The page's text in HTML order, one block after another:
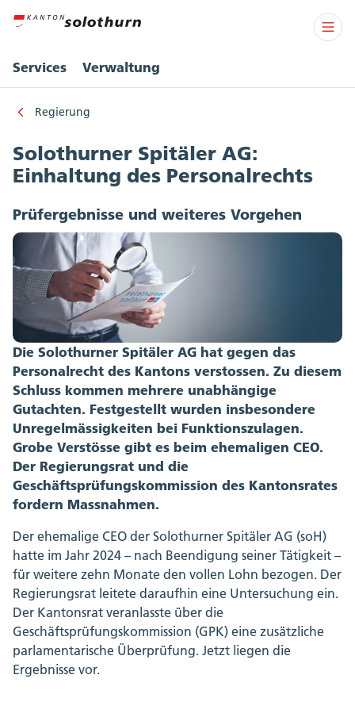
Services Verwaltung
Regierung
Solothurner Spitäler AG:
Einhaltung des Personalrechts
Prüfergebnisse und weiteres Vorgehen
Die Solothurner Spitäler AG hat gegen das
Personalrecht des Kantons verstossen. Zu diesem
Schluss kommen mehrere unabhängige
Gutachten. Festgestellt wurden insbesondere
Unregelmässigkeiten bei Funktionszulagen.
Grobe Verstösse gibt es beim ehemaligen CEO.
Der Regierungsrat und die
Geschäftsprüfungskommission des Kantonsrates
fordern Massnahmen.
Der ehemalige CEO der Solothurner Spitäler AG (soH)
hatte im Jahr 2024 – nach Beendigung seiner Tätigkeit –
für weitere zehn Monate den vollen Lohn bezogen. Der
Regierungsrat leitete daraufhin eine Untersuchung ein.
Der Kantonsrat veranlasste über die
Geschäftsprüfungskommission (GPK) eine zusätzliche
parlamentarische Überprüfung. Jetzt liegen die
Ergebnisse vor.